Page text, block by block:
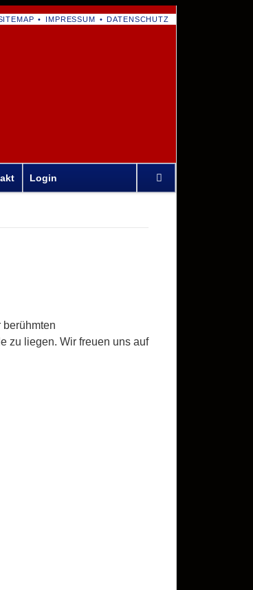
IMPRESSUM DATENSCHUTZ
überspringen
Login
zu liegen. Wir freuen uns auf